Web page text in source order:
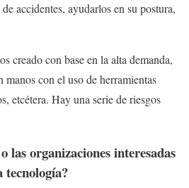
accidentes, ayudarlos en su postura,
creado con base en la alta demanda,
manos con el uso de herramientas
etcétera. Hay una serie de riesgos
las organizaciones interesadas
tecnología?